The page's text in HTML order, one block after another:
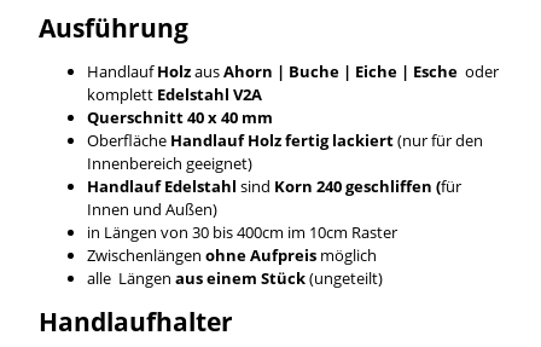
Ausführung
HandlaufHolzausAhorn | Buche | Eiche | Esche oder
komplett Edelstahl V2A
Querschnitt 40 x 40 mm
Oberfläche Handlauf Holz fertig lackiert(nur für den
Innenbereich geeignet)
Handlauf Edelstahl sind Korn 240 geschliffen (für
Innen und Außen)
in Längen von 30 bis 400cm im 10cm Raster
Zwischenlängen ohne Aufpreis möglich
alle Längen aus einem Stück(ungeteilt)
Handlaufhalter